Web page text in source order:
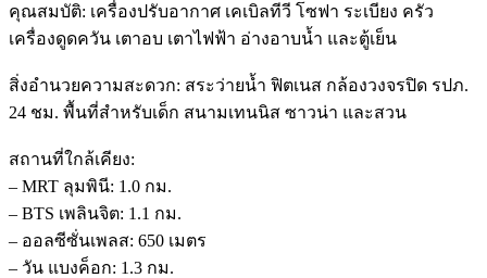
คุณสมบัติ: เครื่องปรับอากาศ เคเบิลทีวี โซฟา ระเบียง ครัว
เครื่องดูดควัน เตาอบ เตาไฟฟ้า อ่างอาบน้ำ และตู้เย็น
สิ่งอำนวยความสะดวก: สระว่ายน้ำ ฟิตเนส กล้องวงจรปิด รปภ.
24 ชม. พื้นที่สำหรับเด็ก สนามเทนนิส ซาวน่า และสวน
สถานที่ใกล้เคียง:
– MRT ลุมพินี: 1.0 กม.
– BTS เพลินจิต: 1.1 กม.
– ออลซีซั่นเพลส: 650 เมตร
– วัน แบงค็อก: 1.3 กม.